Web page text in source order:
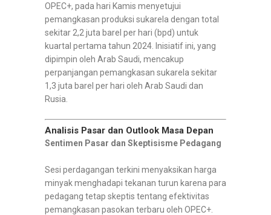
OPEC+, pada hari Kamis menyetujui
pemangkasan produksi sukarela dengan total
sekitar 2,2 juta barel per hari (bpd) untuk
kuartal pertama tahun 2024. Inisiatif ini, yang
dipimpin oleh Arab Saudi, mencakup
perpanjangan pemangkasan sukarela sekitar
1,3 juta barel per hari oleh Arab Saudi dan
Rusia.
Analisis Pasar dan Outlook Masa Depan
Sentimen Pasar dan Skeptisisme Pedagang
Sesi perdagangan terkini menyaksikan harga
minyak menghadapi tekanan turun karena para
pedagang tetap skeptis tentang efektivitas
pemangkasan pasokan terbaru oleh OPEC+.